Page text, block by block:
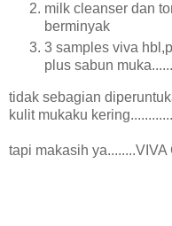
milk cleanser dan
berminyak
3 samples viva
plus sabun
tidak sebagian
kulit mukaku
tapi makasih